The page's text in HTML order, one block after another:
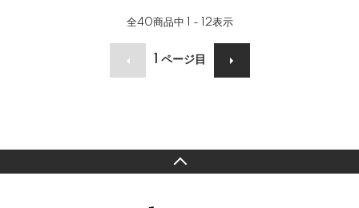
全40商品中 1 - 12表示
ページ目